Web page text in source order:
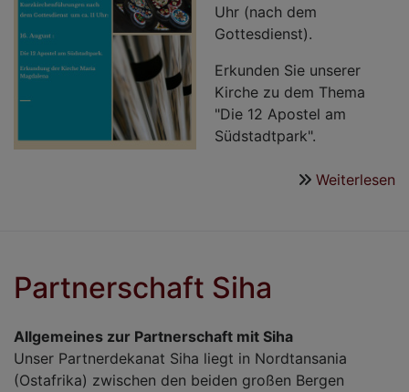
Uhr (nach dem
Gottesdienst).
Erkunden Sie unserer
Kirche zu dem Thema
"Die 12 Apostel am
Südstadtpark".
Weiterlesen
Partnerschaft Siha
Allgemeines zur Partnerschaft mit Siha
Unser Partnerdekanat Siha liegt in Nordtansania
(Ostafrika) zwischen den beiden großen Bergen